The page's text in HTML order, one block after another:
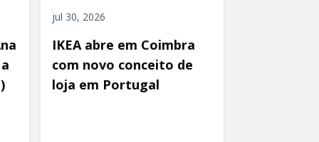
jul 30, 2026
IKEA abre em Coimbra
com novo conceito de
loja em Portugal